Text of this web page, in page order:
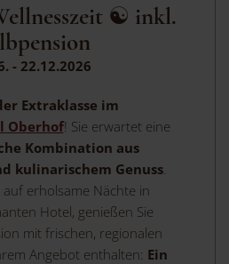
☯ inkl.
- 22.12.2026
Extraklasse im
Oberhof! Sie erwartet eine
Kombination aus
kulinarischem Genuss
auf erholsame Nächte in
Hotel, genießen Sie
mit frischen, regionalen
Angebot enthalten: Ein